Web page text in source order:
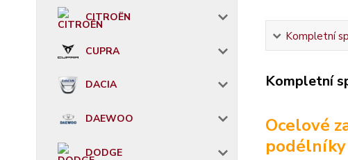
CITROËN
CUPRA
DACIA
DAEWOO
DODGE
Kompletní
Kompletní
Ocelové
podélníky